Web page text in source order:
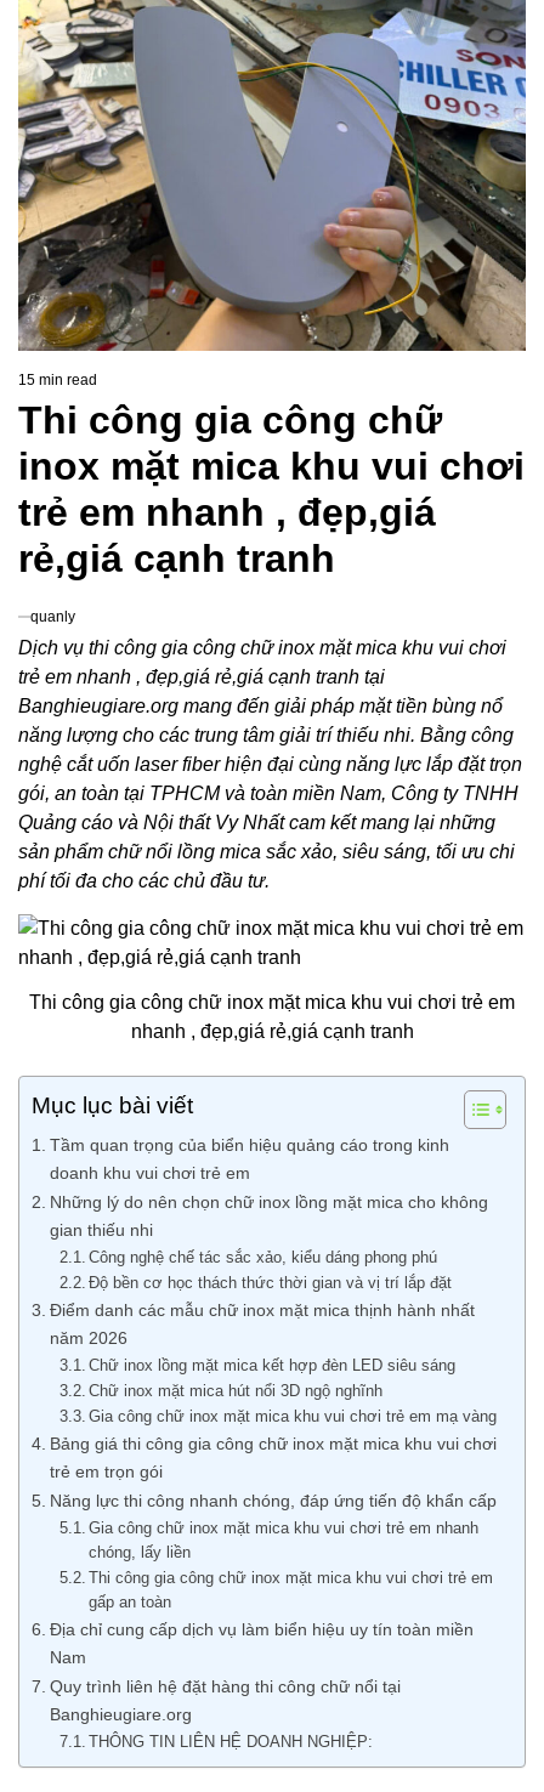
Estimated
read
time
15 min read
Thi công gia công chữ
inox mặt mica khu vui chơi
trẻ em nhanh , đẹp,giá
rẻ,giá cạnh tranh
quanly
Dịch vụ thi công gia công chữ inox mặt mica khu vui chơi
trẻ em nhanh , đẹp,giá rẻ,giá cạnh tranh tại
Banghieugiare.org mang đến giải pháp mặt tiền bùng nổ
năng lượng cho các trung tâm giải trí thiếu nhi. Bằng công
nghệ cắt uốn laser fiber hiện đại cùng năng lực lắp đặt trọn
gói, an toàn tại TPHCM và toàn miền Nam, Công ty TNHH
Quảng cáo và Nội thất Vy Nhất cam kết mang lại những
sản phẩm chữ nổi lồng mica sắc xảo, siêu sáng, tối ưu chi
phí tối đa cho các chủ đầu tư.
Thi công gia công chữ inox mặt mica khu vui chơi trẻ em
nhanh , đẹp,giá rẻ,giá cạnh tranh
Mục lục bài viết
Tầm quan trọng của biển hiệu quảng cáo trong kinh
doanh khu vui chơi trẻ em
Những lý do nên chọn chữ inox lồng mặt mica cho không
gian thiếu nhi
Công nghệ chế tác sắc xảo, kiểu dáng phong phú
Độ bền cơ học thách thức thời gian và vị trí lắp đặt
Điểm danh các mẫu chữ inox mặt mica thịnh hành nhất
năm 2026
Chữ inox lồng mặt mica kết hợp đèn LED siêu sáng
Chữ inox mặt mica hút nổi 3D ngộ nghĩnh
Gia công chữ inox mặt mica khu vui chơi trẻ em mạ vàng
Bảng giá thi công gia công chữ inox mặt mica khu vui chơi
trẻ em trọn gói
Năng lực thi công nhanh chóng, đáp ứng tiến độ khẩn cấp
Gia công chữ inox mặt mica khu vui chơi trẻ em nhanh
chóng, lấy liền
Thi công gia công chữ inox mặt mica khu vui chơi trẻ em
gấp an toàn
Địa chỉ cung cấp dịch vụ làm biển hiệu uy tín toàn miền
Nam
Quy trình liên hệ đặt hàng thi công chữ nổi tại
Banghieugiare.org
THÔNG TIN LIÊN HỆ DOANH NGHIỆP: